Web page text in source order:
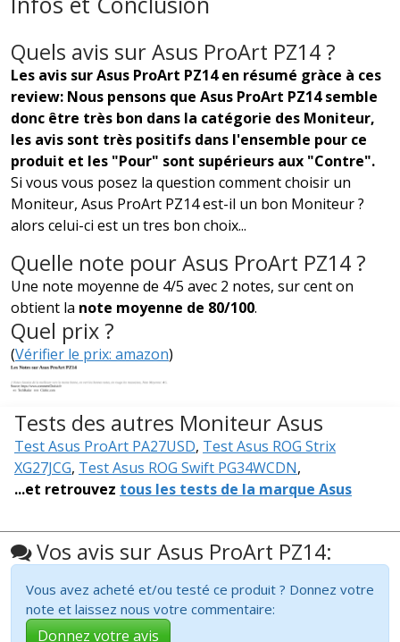
Quels avis sur Asus ProArt PZ14 ?
Les avis sur Asus ProArt PZ14 en résumé gràce à ces
review: Nous pensons que Asus ProArt PZ14 semble
donc être très bon dans la catégorie des Moniteur,
les avis sont très positifs dans l'ensemble pour ce
produit et les "Pour" sont supérieurs aux "Contre".
Si vous vous posez la question comment choisir un
Moniteur, Asus ProArt PZ14 est-il un bon Moniteur ?
alors celui-ci est un tres bon choix...
Quelle note pour Asus ProArt PZ14 ?
Une note moyenne de 4/5 avec 2 notes, sur cent on
obtient la note moyenne de 80/100.
Quel prix ?
(Vérifier le prix: amazon)
Tests des autres Moniteur Asus
Test Asus ProArt PA27USD, Test Asus ROG Strix
XG27JCG, Test Asus ROG Swift PG34WCDN,
...et retrouvez tous les tests de la marque Asus
Vos avis sur Asus ProArt PZ14:
Vous avez acheté et/ou testé ce produit ? Donnez votre
note et laissez nous votre commentaire:
Donnez votre avis